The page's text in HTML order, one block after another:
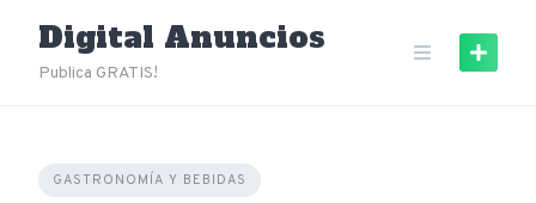
content
Digital Anuncios
Publica GRATIS!
GASTRONOMÍA Y BEBIDAS